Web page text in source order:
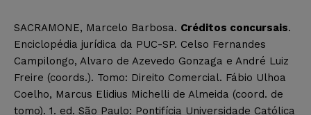
SACRAMONE, Marcelo Barbosa. Créditos concursais.
Enciclopédia jurídica da PUC-SP. Celso Fernandes
Campilongo, Alvaro de Azevedo Gonzaga e André Luiz
Freire (coords.). Tomo: Direito Comercial. Fábio Ulhoa
Coelho, Marcus Elidius Michelli de Almeida (coord. de
tomo). 1. ed. São Paulo: Pontifícia Universidade Católica